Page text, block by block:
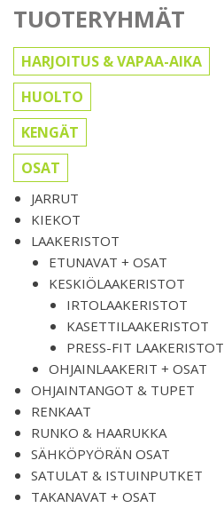
TUOTERYHMÄT
HARJOITUS & VAPAA-AIKA
HUOLTO
KENGÄT
OSAT
JARRUT
KIEKOT
LAAKERISTOT
ETUNAVAT + OSAT
KESKIÖLAAKERISTOT
IRTOLAAKERISTOT
KASETTILAAKERISTOT
PRESS-FIT LAAKERISTOT
OHJAINLAAKERIT + OSAT
OHJAINTANGOT & TUPET
RENKAAT
RUNKO & HAARUKKA
SÄHKÖPYÖRÄN OSAT
SATULAT & ISTUINPUTKET
TAKANAVAT + OSAT